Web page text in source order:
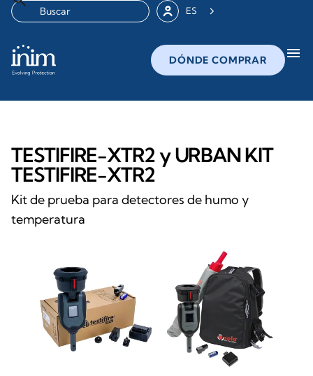
ES
DÓNDE COMPRAR menu
TESTIFIRE-XTR2 y URBAN KIT
TESTIFIRE-XTR2
Kit de prueba para detectores de humo y
temperatura